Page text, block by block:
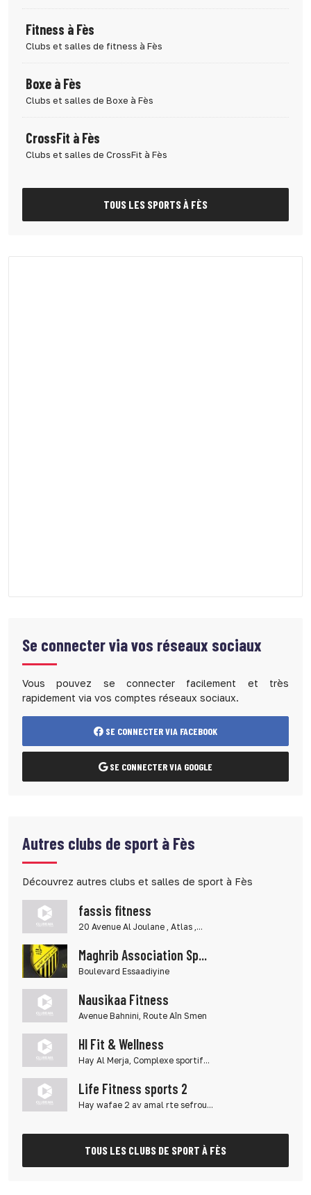
Fitness à Fès
Clubs et salles de fitness à Fès
Boxe à Fès
Clubs et salles de Boxe à Fès
CrossFit à Fès
Clubs et salles de CrossFit à Fès
TOUS LES SPORTS À FÈS
Se connecter via vos réseaux sociaux
Vous pouvez se connecter facilement et très
rapidement via vos comptes réseaux sociaux.
SE CONNECTER VIA FACEBOOK
SE CONNECTER VIA GOOGLE
Autres clubs de sport à Fès
Découvrez autres clubs et salles de sport à Fès
fassis fitness
20 Avenue Al Joulane , Atlas ,...
Maghrib Association Sp...
Boulevard Essaadiyine
Nausikaa Fitness
Avenue Bahnini, Route Aîn Smen
Hl Fit & Wellness
Hay Al Merja, Complexe sportif...
Life Fitness sports 2
Hay wafae 2 av amal rte sefrou...
TOUS LES CLUBS DE SPORT À FÈS